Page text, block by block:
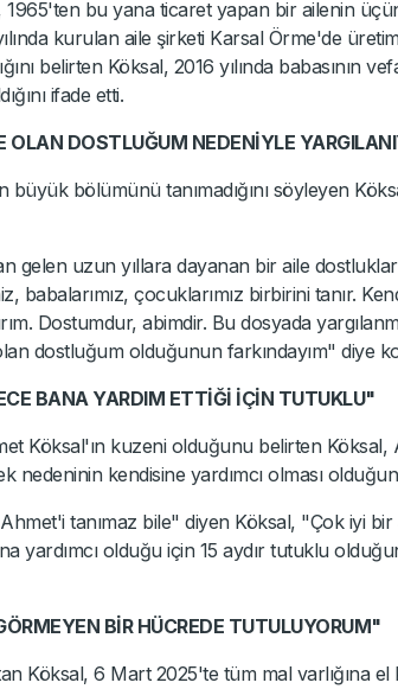
bu yana ticaret yapan bir ailenin
kurulan aile şirketi Karsal Örme'de
belirten Köksal, 2016 yılında babasının
ifade etti.
OLAN DOSTLUĞUM NEDENİYLE
büyük bölümünü tanımadığını söyleyen
gelen uzun yıllara dayanan bir aile
babalarımız, çocuklarımız birbirini tanır.
Dostumdur, abimdir. Bu dosyada
dostluğum olduğunun farkındayım" diye
BANA YARDIM ETTİĞİ İÇİN TUTUKLU"
Köksal'ın kuzeni olduğunu belirten Köksal,
nedeninin kendisine yardımcı olması
tanımaz bile" diyen Köksal, "Çok iyi bir
yardımcı olduğu için 15 aydır tutuklu
BİR HÜCREDE TUTULUYORUM"
Köksal, 6 Mart 2025'te tüm mal varlığına